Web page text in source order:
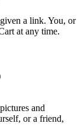
a link. You, or
at any time.
and
or a friend,